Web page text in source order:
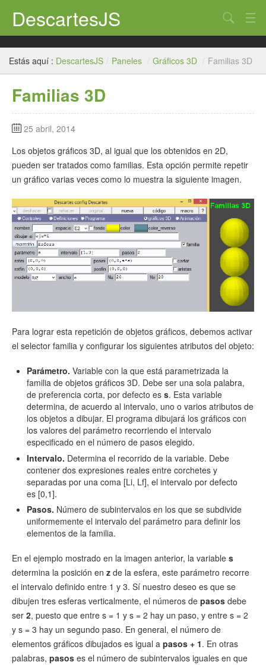
DescartesJS
Inicio
Descartes
Edición
Paneles
Auxiliares
Créditos
Buscar
Estás aquí : DescartesJS / Paneles / Gráficos 3D / Familias 3D
Familias 3D
25 abril, 2014
Los objetos gráficos 3D, al igual que los obtenidos en 2D,
pueden ser tratados como familias. Esta opción permite repetir
un gráfico varias veces como lo muestra la siguiente imagen.
Para lograr esta repetición de objetos gráficos, debemos activar
el selector familia y configurar los siguientes atributos del objeto:
Parámetro. Variable con la que está parametrizada la
familia de objetos gráficos 3D. Debe ser una sola palabra,
de preferencia corta, por defecto es s. Esta variable
determina, de acuerdo al intervalo, uno o varios atributos de
los objetos a dibujar. El programa dibujará los gráficos con
los valores del parámetro recorriendo el intervalo
especificado en el número de pasos elegido.
Intervalo. Determina el recorrido de la variable. Debe
contener dos expresiones reales entre corchetes y
separadas por una coma [Li, Lf], el intervalo por defecto
es [0,1].
Pasos. Número de subintervalos en los que se subdivide
uniformemente el intervalo del parámetro para definir los
elementos de la familia.
En el ejemplo mostrado en la imagen anterior, la variable s
determina la posición en z de la esfera, este parámetro recorre
el intervalo definido entre 1 y 3. Sí nuestro deseo es que se
dibujen tres esferas verticalmente, el números de pasos debe
ser 2, puesto que entre s = 1 y s = 2 hay un paso, y entre s = 2
y s = 3 hay un segundo paso. En general, el número de
elementos gráficos dibujados es igual a pasos + 1. En otras
palabras, pasos es el número de subintervalos iguales en que